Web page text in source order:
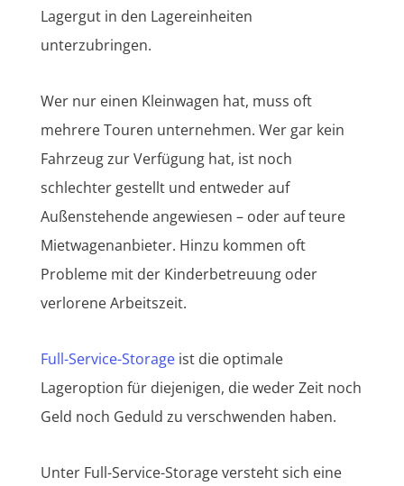
Lagergut in den Lagereinheiten
unterzubringen.
Wer nur einen Kleinwagen hat, muss oft
mehrere Touren unternehmen. Wer gar kein
Fahrzeug zur Verfügung hat, ist noch
schlechter gestellt und entweder auf
Außenstehende angewiesen – oder auf teure
Mietwagenanbieter. Hinzu kommen oft
Probleme mit der Kinderbetreuung oder
verlorene Arbeitszeit.
Full-Service-Storageist die optimale
Lageroption für diejenigen, die weder Zeit noch
Geld noch Geduld zu verschwenden haben.
Unter Full-Service-Storage versteht sich eine